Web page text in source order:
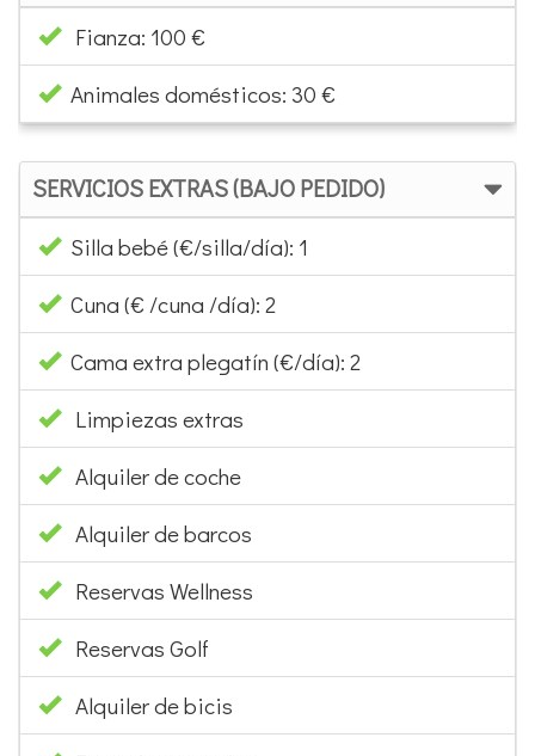
Fianza: 100 €
Animales domésticos: 30 €
SERVICIOS EXTRAS (BAJO PEDIDO)
Silla bebé (€/silla/día): 1
Cuna (€ /cuna /día): 2
Cama extra plegatín (€/día): 2
Limpiezas extras
Alquiler de coche
Alquiler de barcos
Reservas Wellness
Reservas Golf
Alquiler de bicis